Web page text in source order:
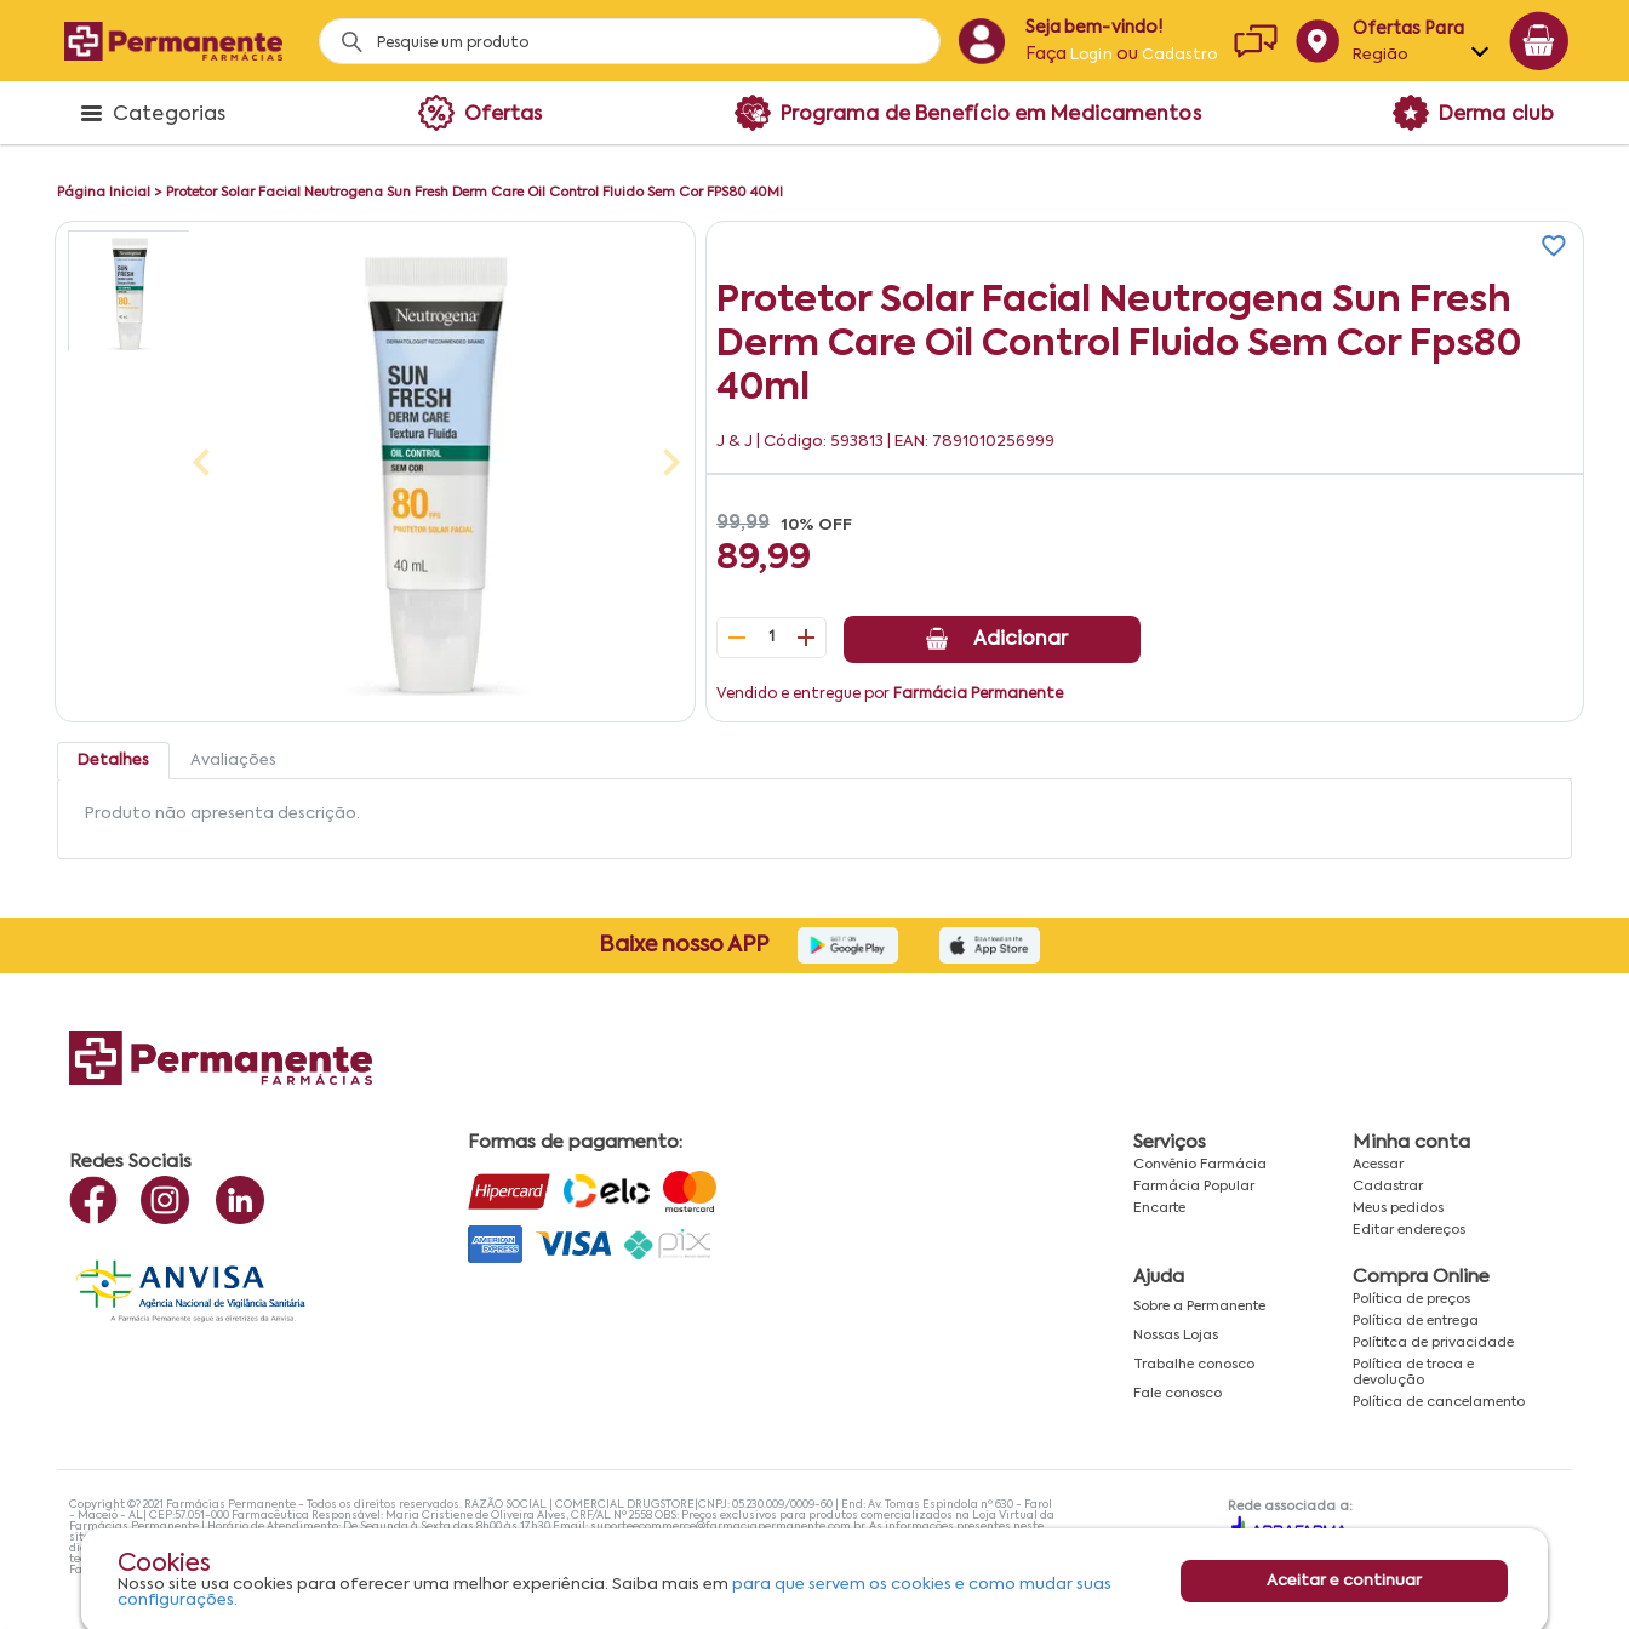
Seja bem-vindo!
Faça Login ouCadastro
Ofertas Para
Região
Alagoas
Categorias Ofertas Programa de Benefício em Medicamentos Derma club
Página Inicial > Protetor Solar Facial Neutrogena Sun Fresh Derm Care Oil Control Fluido Sem Cor FPS80 40Ml
Protetor Solar Facial Neutrogena Sun Fresh
Derm Care Oil Control Fluido Sem Cor Fps80
40ml
J & J | Código: 593813 | EAN: 7891010256999
99,99 10% OFF
89,99
1 Adicionar
Vendido e entregue por Farmácia Permanente
Detalhes Avaliações
Produto não apresenta descrição.
Cookies
Nosso site usa cookies para oferecer uma melhor experiência. Saiba mais empara que servem os cookies e como mudar suas
configurações.
Aceitar e continuar
Baixe nosso APP
Redes Sociais
Formas de pagamento: Serviços
Convênio Farmácia
Farmácia Popular
Encarte
Minha conta
Acessar
Cadastrar
Meus pedidos
Editar endereços
Ajuda
Sobre a Permanente
Nossas Lojas
Trabalhe conosco
Fale conosco
Compra Online
Política de preços
Política de entrega
Polítitca de privacidade
Política de troca e
devolução
Política de cancelamento
Copyright ©? 2021 Farmácias Permanente - Todos os direitos reservados. RAZÃO SOCIAL | COMERCIAL DRUGSTORE|CNPJ: 05.230.009/0009-60 | End: Av. Tomas Espindola nº 630 - Farol
- Maceió - AL| CEP:57.051-000 Farmacêutica Responsável: Maria Cristiene de Oliveira Alves, CRF/AL Nº 2558 OBS: Preços exclusivos para produtos comercializados na Loja Virtual da
Farmácias Permanente | Horário de Atendimento: De Segunda à Sexta das 8h00 às 17h30 Email:suporteecommerce@farmaciapermanente.com.br. As informações presentes neste
site não devem ser utilizadas para automedicação e, de forma alguma, substituem as orientações de um profissional da área médica. Apenas o médico está capacitado para
diagnosticar problemas de saúde e prescrever o tratamento adequado. Se os sintomas persistirem, um médico deve ser consultado. A Farmácia Permanente trabalha com as
tecnologias mais avançadas de proteção de dados, para que você possa realizar suas compras com tranquilidade. A privacidade e a segurança dos clientes são compromissos da
Farmácias Permanente. Todos os pedidos efetuados estão sujeitos à confirmação da disponibilidade de produto em nosso estoque.
Rede associada a: